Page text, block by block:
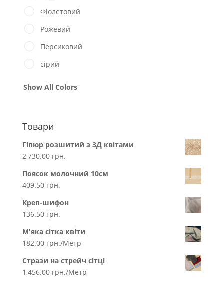
Фіолетовий
Рожевий
Персиковий
сірий
Show All Colors
Товари
Гіпюр розшитий з 3Д квітами
2,730.00 грн.
Поясок молочний 10см
409.50 грн.
Креп-шифон
136.50 грн.
М'яка сітка квіти
182.00 грн./Метр
Стрази на стрейч сітці
1,456.00 грн./Метр